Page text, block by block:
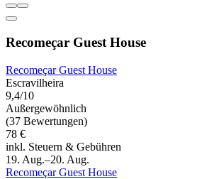
Recomeçar Guest House
Recomeçar Guest House
Escravilheira
9,4/10
Außergewöhnlich
(37 Bewertungen)
78 €
inkl. Steuern & Gebühren
19. Aug.–20. Aug.
Recomeçar Guest House